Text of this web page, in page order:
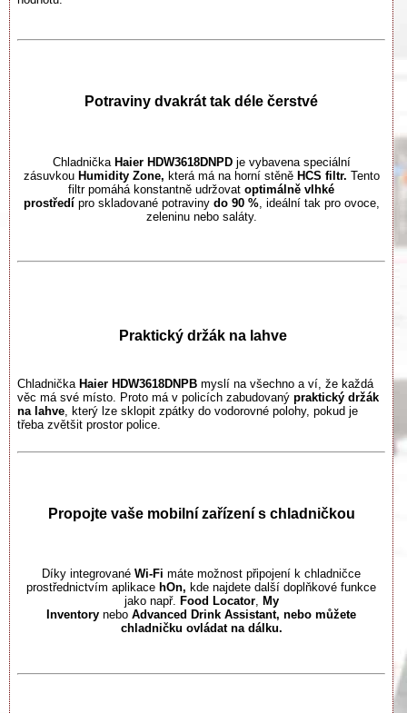
Potraviny dvakrát tak déle čerstvé
ChladničkaHaier HDW3618DNPDje vybavena speciální
zásuvkouHumidity Zone, která má na horní stěněHCS filtr. Tento
filtr pomáhá konstantně udržovat optimálně vlhké
prostředí pro skladované potravinydo 90 %, ideální tak pro ovoce,
zeleninu nebo saláty.
​Praktický držák na lahve
​Chladnička Haier HDW3618DNPB myslí na všechno a ví, že každá
věc má své místo. Proto má v policích zabudovaný praktický držák
na lahve , který lze sklopit zpátky do vodorovné polohy, pokud je
třeba zvětšit prostor police.​​​
Propojte vaše mobilní zařízení s chladničkou
Díky integrované Wi-Fi máte možnost připojení k chladničce
prostřednictvím aplikace hOn, kde najdete další doplňkové funkce
jako např. Food Locator, My
Inventory nebo Advanced Drink Assistant, nebo můžete
chladničku ovládat na dálku.